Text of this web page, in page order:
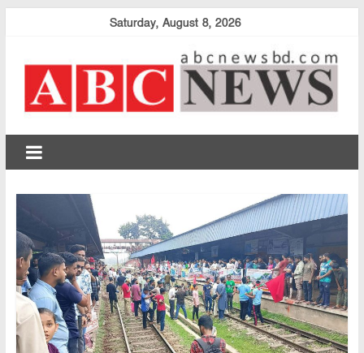
Saturday, August 8, 2026
abcnewsbd